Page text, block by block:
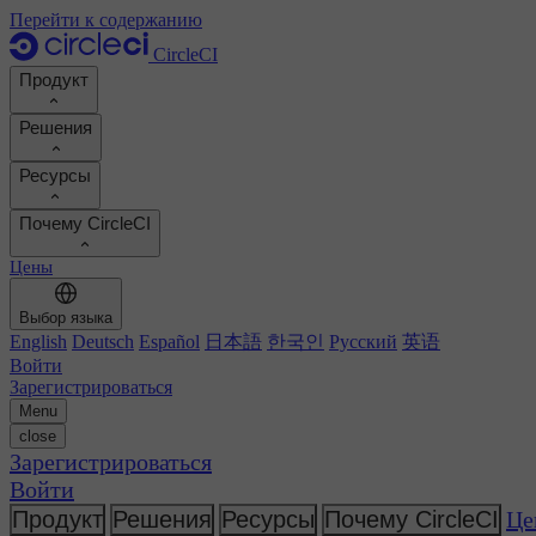
Перейти к содержанию
CircleCI
Продукт
Продукт
Демо
Дорожная карта продукта
Документация
Среды выполнения
Chunk
MCP-серверНовое
Образы сборки
Оптимизация сборки
Автомасштабирование
Технические услуги
GitHub
Решения
Разработчики
Платформенные инженеры
Инженеры по безопасности
Руководители разработки
Бизнес-лидеры
ИИ-агенты
Автоматизация
Непрерывная интеграция
Мобильная разработка
Искусственный интеллект
Ресурсы
Документация
Портал поддержки
Реестр Orbs
Реестр образов
Истории клиентов
Отчеты и руководства
Подкаст
Блог
Темы
Почему CircleCI
Рассчитать ROI
Повышение продуктивности разработчиков
Сравните показатели своей команды
Посмотреть успехи клиентов
CircleCI против GitHub Actions
CircleCI против Harness
CircleCI против Buildkite
Цены
Выбор языка
English Deutsch Español 日本語 한국인 Русский 英语
Войти
Зарегистрироваться
Menu
close
Зарегистрироваться
Войти
Продукт Решения Ресурсы Почему CircleCI